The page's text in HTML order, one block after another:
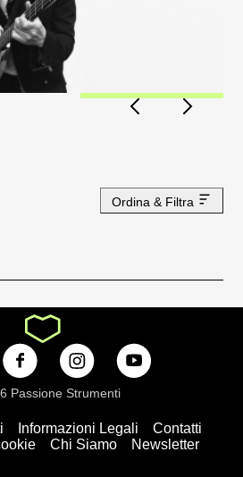
Ordina & Filtra
Informazioni Legali
Contatti
Chi Siamo Newsletter
Passione Strumenti